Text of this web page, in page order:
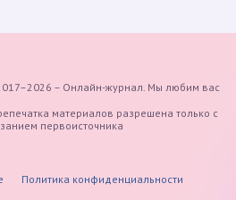
– Онлайн-журнал. Мы любим вас
материалов разрешена только с
первоисточника
Политика конфиденциальности